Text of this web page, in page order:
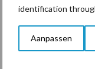
identification
Aanpassen